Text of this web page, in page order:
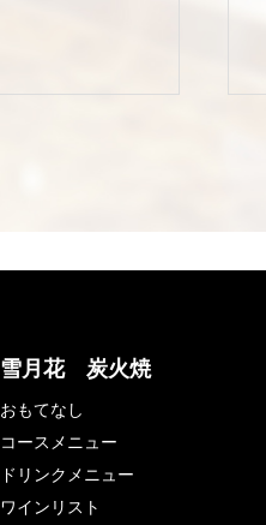
雪月花 炭火焼
おもてなし
コースメニュー
ドリンクメニュー
ワインリスト